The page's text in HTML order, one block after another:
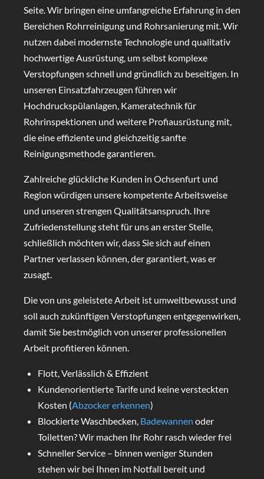
Seite. Wir bringen eine umfangreiche Erfahrung in den
Bereichen Rohrreinigung und Rohrsanierung mit. Wir
nutzen dabei modernste Technologie und qualitativ
hochwertige Ausrüstung, um selbst komplexe
Verstopfungen schnell und gründlich zu beseitigen. In
unseren Einsatzfahrzeugen führen wir
Hochdruckspülanlagen, Kameratechnik für
Rohrinspektionen und weitere Profiausrüstung mit,
die eine effiziente und gleichzeitig sanfte
Reinigungsmethode garantieren.
Zahlreiche glückliche Kunden in Ochsenfurt und
Region würdigen unsere kompetente Arbeitsweise
und unseren strengen Qualitätsanspruch. Ihre
Zufriedenstellung steht für uns an erster Stelle,
schließlich möchten wir, dass Sie sich auf einen
Partner verlassen können, der garantiert, was er
zusagt.
Die von uns geleistete Arbeit ist umweltbewusst und
soll auch zukünftigen Verstopfungen entgegenwirken,
damit Sie bestmöglich von unserer professionellen
Arbeit profitieren können.
Flott, Verlässlich & Effizient
Kundenorientierte Tarife und keine versteckten
Kosten (Abzocker erkennen)
Blockierte Waschbecken, Badewannen oder
Toiletten? Wir machen Ihr Rohr rasch wieder frei
Schneller Service – binnen weniger Stunden
stehen wir bei Ihnen im Notfall bereit und